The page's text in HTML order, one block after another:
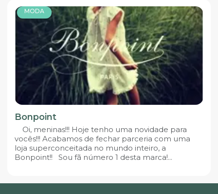
MODA
Bonpoint
Oi, meninas!!! Hoje tenho uma novidade para
vocês!!! Acabamos de fechar parceria com uma
loja superconceitada no mundo inteiro, a
Bonpoint!! Sou fã número 1 desta marca!...